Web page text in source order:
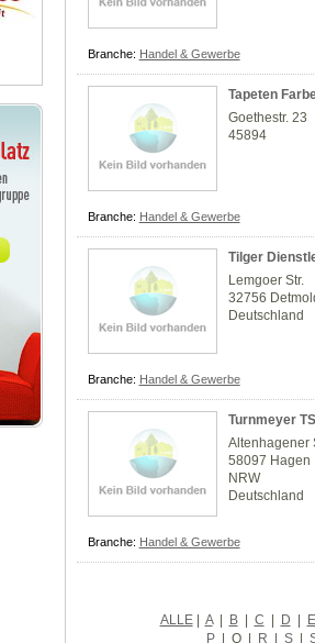
Branche: Handel & Gewerbe
Tapeten
Goethestr. 23
45894
Branche: Handel & Gewerbe
Tilger
Lemgoer Str.
32756
Deutschland
Branche: Handel & Gewerbe
Turnmeyer
Altenhagener
58097 Hagen
NRW
Deutschland
Branche: Handel & Gewerbe
ALLE| A | B | C | D | E
P | Q | R | S |